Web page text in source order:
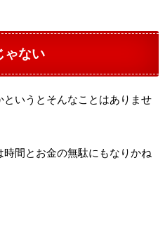
ゃない
いうとそんなことはありませ
間とお金の無駄にもなりかね